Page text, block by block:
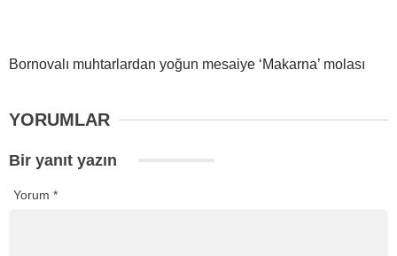
Bornovalı muhtarlardan yoğun mesaiye ‘Makarna’ molası
YORUMLAR
Bir yanıt yazın
Yorum *